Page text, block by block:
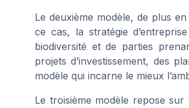
Le deuxième modèle, de plus
ce cas, la stratégie
biodiversité et de parties
projets d’investissement, des
modèle qui incarne le mieux
Le troisième modèle repose